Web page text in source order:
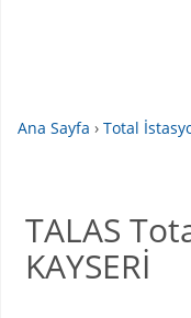
Ana Sayfa › Total
TALAS
KAYSERİ